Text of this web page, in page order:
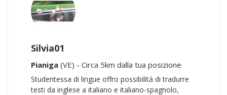
Silvia01
Pianiga (VE) - Circa 5km dalla tua posizione
Studentessa di lingue offro possibilità di tradurre
testi da inglese a italiano e italiano-spagnolo,